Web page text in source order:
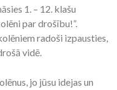
1. – 12. klašu
par drošību!”.
radoši izpausties,
vidē.
jo jūsu idejas un